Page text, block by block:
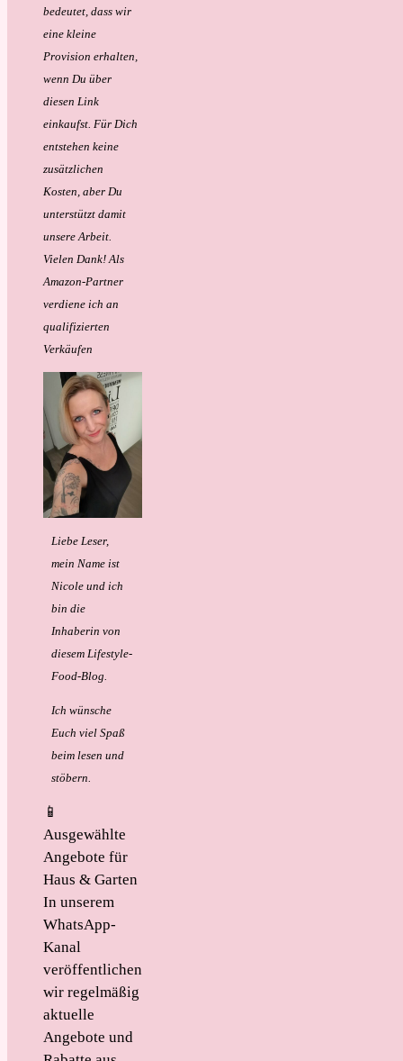
bedeutet, dass wir
eine kleine
Provision erhalten,
wenn Du über
diesen Link
einkaufst. Für Dich
entstehen keine
zusätzlichen
Kosten, aber Du
unterstützt damit
unsere Arbeit.
Vielen Dank! Als
Amazon-Partner
verdiene ich an
qualifizierten
Verkäufen
Liebe Leser,
mein Name ist
Nicole und ich
bin die
Inhaberin von
diesem Lifestyle-
Food-Blog.
Ich wünsche
Euch viel Spaß
beim lesen und
stöbern.
📱
Ausgewählte
Angebote für
Haus & Garten
In unserem
WhatsApp-
Kanal
veröffentlichen
wir regelmäßig
aktuelle
Angebote und